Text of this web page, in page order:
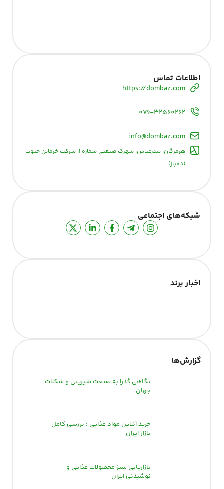
اطلاعات تماس
https://dombaz.com
۰۷۶-۳۲۵۶۰۲۶۲
info@dombaz.com
هرمزگان، بندرعباس، شهرک صنعتی شماره ۱، شرکت خرمابن جنوب
(دمباز)
شبکه‌های اجتماعی
اخبار برند
گزارش‌‌ها
نگاهی گذرا به صنعت شیرینی و شکلات
جهان
خرید آنلاین مواد غذایی ؛ بررسی کامل
بازار ایران
بازاریابی سبز محصولات غذایی و
نوشیدنی ایران